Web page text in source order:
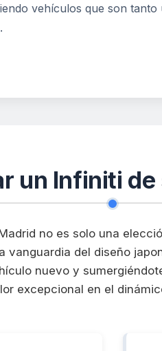
vehículos que son
un Infiniti
no es solo una
vanguardia del diseño
nuevo y
excepcional en el